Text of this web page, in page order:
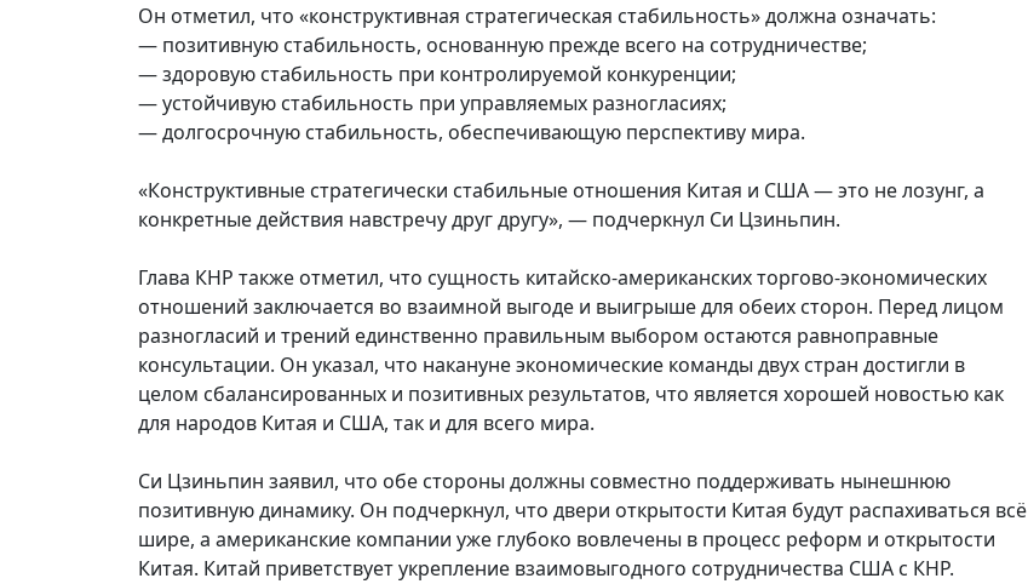
Он отметил, что «конструктивная стратегическая стабильность» должна означать:
— позитивную стабильность, основанную прежде всего на сотрудничестве;
— здоровую стабильность при контролируемой конкуренции;
— устойчивую стабильность при управляемых разногласиях;
— долгосрочную стабильность, обеспечивающую перспективу мира.
«Конструктивные стратегически стабильные отношения Китая и США — это не лозунг, а
конкретные действия навстречу друг другу», — подчеркнул Си Цзиньпин.
Глава КНР также отметил, что сущность китайско-американских торгово-экономических
отношений заключается во взаимной выгоде и выигрыше для обеих сторон. Перед лицом
разногласий и трений единственно правильным выбором остаются равноправные
консультации. Он указал, что накануне экономические команды двух стран достигли в
целом сбалансированных и позитивных результатов, что является хорошей новостью как
для народов Китая и США, так и для всего мира.
Си Цзиньпин заявил, что обе стороны должны совместно поддерживать нынешнюю
позитивную динамику. Он подчеркнул, что двери открытости Китая будут распахиваться всё
шире, а американские компании уже глубоко вовлечены в процесс реформ и открытости
Китая. Китай приветствует укрепление взаимовыгодного сотрудничества США с КНР.